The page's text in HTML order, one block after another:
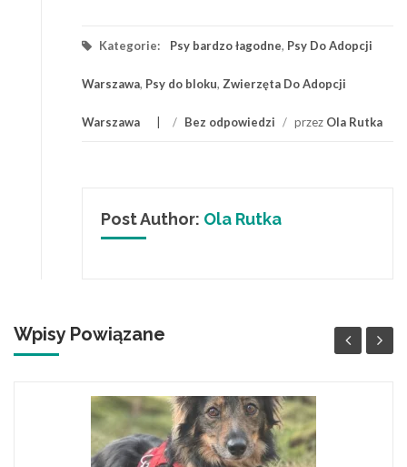
Kategorie: Psy bardzo łagodne, Psy Do Adopcji
Warszawa, Psy do bloku, Zwierzęta Do Adopcji
Warszawa / Bez odpowiedzi / przez Ola Rutka
Post Author: Ola Rutka
Wpisy Powiązane